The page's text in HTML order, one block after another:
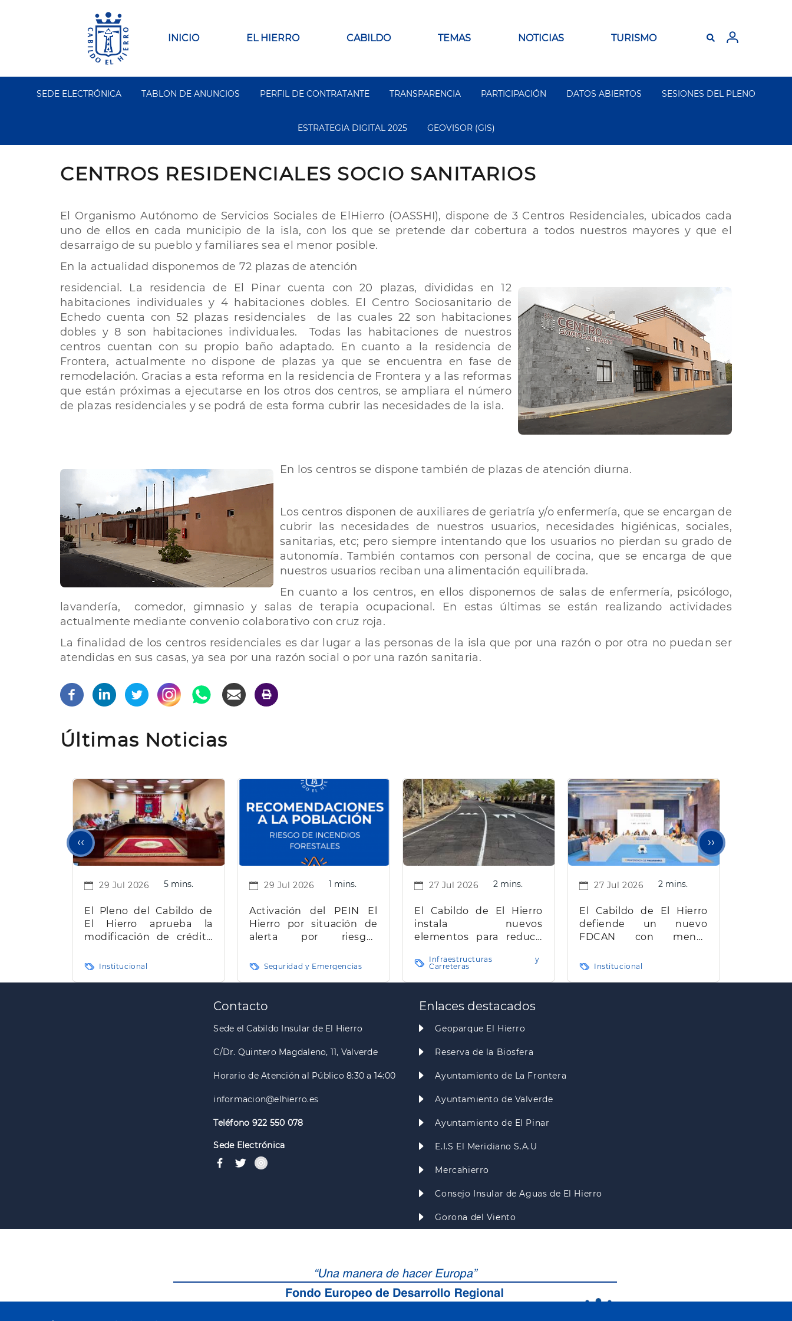
Main
INICIO EL HIERRO CABILDO TEMAS NOTICIAS TURISMO
Segundo
SEDE ELECTRÓNICA TABLON DE ANUNCIOS PERFIL DE CONTRATANTE TRANSPARENCIA PARTICIPACIÓN DATOS ABIERTOS SESIONES DEL PLENO
ESTRATEGIA DIGITAL 2025 GEOVISOR (GIS)
CENTROS RESIDENCIALES SOCIO SANITARIOS
El Organismo Autónomo de Servicios Sociales de ElHierro (OASSHI), dispone de 3 Centros Residenciales, ubicados cada
uno de ellos en cada municipio de la isla, con los que se pretende dar cobertura a todos nuestros mayores y que el
desarraigo de su pueblo y familiares sea el menor posible.
En la actualidad disponemos de 72 plazas de atención
residencial. La residencia de El Pinar cuenta con 20 plazas, divididas en 12
habitaciones individuales y 4 habitaciones dobles. El Centro Sociosanitario de
Echedo cuenta con 52 plazas residenciales de las cuales 22 son habitaciones
dobles y 8 son habitaciones individuales. Todas las habitaciones de nuestros
centros cuentan con su propio baño adaptado. En cuanto a la residencia de
Frontera, actualmente no dispone de plazas ya que se encuentra en fase de
remodelación. Gracias a esta reforma en la residencia de Frontera y a las reformas
que están próximas a ejecutarse en los otros dos centros, se ampliara el número
de plazas residenciales y se podrá de esta forma cubrir las necesidades de la isla.
En los centros se dispone también de plazas de atención diurna.
Los centros disponen de auxiliares de geriatría y/o enfermería, que se encargan de
cubrir las necesidades de nuestros usuarios, necesidades higiénicas, sociales,
sanitarias, etc; pero siempre intentando que los usuarios no pierdan su grado de
autonomía. También contamos con personal de cocina, que se encarga de que
nuestros usuarios reciban una alimentación equilibrada.
En cuanto a los centros, en ellos disponemos de salas de enfermería, psicólogo,
lavandería, comedor, gimnasio y salas de terapia ocupacional. En estas últimas se están realizando actividades
actualmente mediante convenio colaborativo con cruz roja.
La finalidad de los centros residenciales es dar lugar a las personas de la isla que por una razón o por otra no puedan ser
atendidas en sus casas, ya sea por una razón social o por una razón sanitaria.
Últimas Noticias
29 Jul 2026 5 mins.
El Pleno del Cabildo de
El Hierro aprueba la
modificación de crédito
euros bloqueada desde
Institucional
29 Jul 2026 1 mins.
Activación del PEIN El
Hierro por situación de
alerta por riesgos
Seguridad y Emergencias
27 Jul 2026 2 mins.
El Cabildo de El Hierro
instala nuevos
elementos para reducir
seguridad vial en la red
Infraestructuras y
Carreteras
27 Jul 2026 2 mins.
El Cabildo de El Hierro
defiende un nuevo
FDCAN con menos
eficiencia y agilidad
Institucional
Paginación
Página
anterior
‹‹
Siguiente
página
››
Contacto
Sede el Cabildo Insular de El Hierro
C/Dr. Quintero Magdaleno, 11, Valverde
Horario de Atención al Público 8:30 a 14:00
informacion@elhierro.es
Teléfono 922 550 078
Sede Electrónica
Enlaces destacados
Geoparque El Hierro
Reserva de la Biosfera
Ayuntamiento de La Frontera
Ayuntamiento de Valverde
Ayuntamiento de El Pinar
E.I.S El Meridiano S.A.U
Mercahierro
Consejo Insular de Aguas de El Hierro
Gorona del Viento